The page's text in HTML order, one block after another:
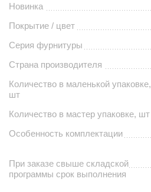
Новинка
Покрытие / цвет
Серия фурнитуры
Страна производителя
Количество в маленькой упаковке,
шт
Количество в мастер упаковке, шт
Особенность комплектации
При заказе свыше складской
программы срок выполнения